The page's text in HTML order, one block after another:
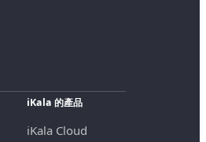
iKala 的產品
iKala Cloud